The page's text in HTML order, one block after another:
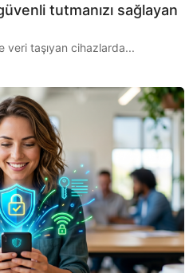
tutmanızı sağlayan
veri taşıyan cihazlarda...